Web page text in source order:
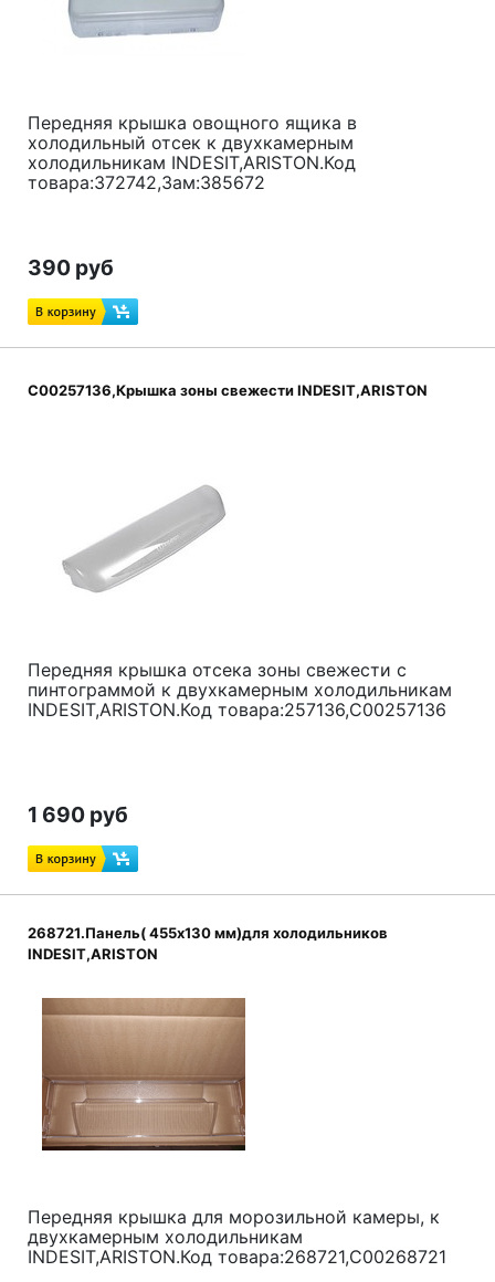
Передняя крышка овощного ящика в
холодильный отсек к двухкамерным
холодильникам INDESIT,ARISTON.Код
товара:372742,Зам:385672
390 руб
C00257136,Крышка зоны свежести INDESIT,ARISTON
Передняя крышка отсека зоны свежести с
пинтограммой к двухкамерным холодильникам
INDESIT,ARISTON.Код товара:257136,C00257136
1 690 руб
268721.Панель( 455х130 мм)для холодильников
INDESIT,ARISTON
Передняя крышка для морозильной камеры, к
двухкамерным холодильникам
INDESIT,ARISTON.Код товара:268721,C00268721